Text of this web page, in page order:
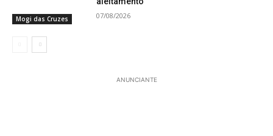
Mogi das Cruzes 07/08/2026
ANUNCIANTE